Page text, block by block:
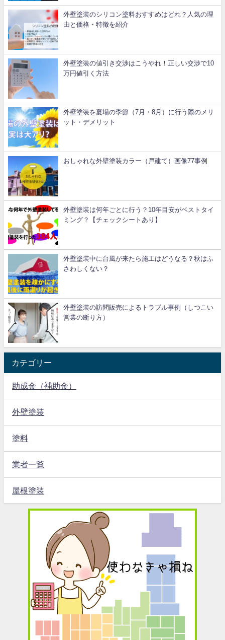
外壁塗装のシリコン塗料おすすめはどれ？人気の理
由と価格・特徴を紹介
外壁塗装の値引き交渉はこうやれ！正しい交渉で10
万円値引く方法
外壁塗装を夏場の季節（7月・8月）に行う際のメリ
ット・デメリット
おしゃれな外壁塗装カラー（戸建て）画像77事例
外壁塗装は何年ごとに行う？10年目安がベストタイ
ミング？【チェックシートあり】
外壁塗装中に台風が来たら施工はどうなる？秋はふ
さわしくない？
外壁塗装の訪問販売によるトラブル事例（しつこい
営業の断り方）
カテゴリー
助成金（補助金）
外壁塗装
塗料
業者一覧
屋根塗装